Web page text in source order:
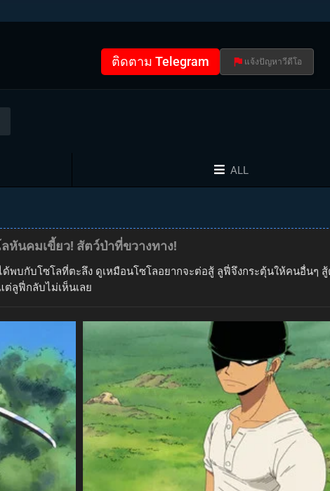
ติดตาม Telegram แจ้งปัญหาวีดีโอ
ALL
หันคมเขี้ยว! สัตว์ป่าที่ขวางทาง!
ได้พบกับโซโลที่ตะลึง ดูเหมือนโซโลอยากจะต่อสู้ ลูฟี่จึงกระตุ้นให้คนอื่น
ต่ลูฟี่กลับไม่เห็นเลย